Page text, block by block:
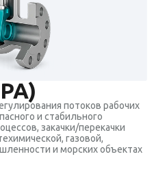
потоков рабочих
и стабильного
закачки/перекачки
газовой,
и морских объектах